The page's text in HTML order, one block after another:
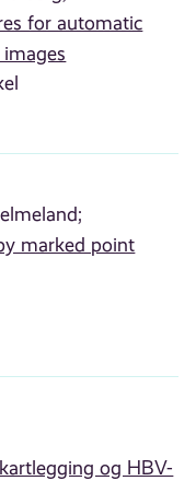
for automatic
marked point
og HBV-